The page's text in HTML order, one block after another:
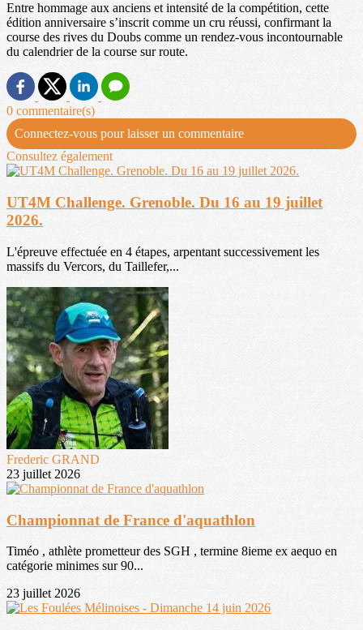
Entre hommage aux anciens et intensité de la compétition, cette
édition anniversaire s’inscrit comme un cru réussi, confirmant la
course des rives du Doubs comme un rendez-vous incontournable
du calendrier de la course sur route.
0 commentaire(s)
Connectez-vous pour laisser un commentaire
Consultez également
UT4M Challenge. Grenoble. Du 16 au 19 juillet
2026.
L'épreuve effectuée en 4 étapes, arpentant successivement les
massifs du Vercors, du Taillefer,...
Frederic GRAND
23 juillet 2026
Championnat de France d'aquathlon
Timéo , athlète prometteur des SGH , termine 8ieme ex aequo en
catégorie minimes sur 90...
23 juillet 2026